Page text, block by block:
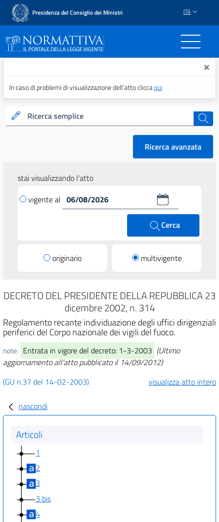
Presidenza del Consiglio dei Ministri ITA
Normattiva - Il portale ×
In caso di problemi di visualizzazione dell’atto cliccaqui
Ricerca semplice cerca
Ricerca avanzata
stai visualizzando l'atto
vigente al
Cerca
originario multivigente
DECRETO DEL PRESIDENTE DELLA REPUBBLICA 23
dicembre 2002, n. 314
Regolamento recante individuazione degli uffici dirigenziali
periferici del Corpo nazionale dei vigili del fuoco.
note: Entrata in vigore del decreto: 1-3-2003 (Ultimo
aggiornamento all'atto pubblicato il 14/09/2012)
(GU n.37 del 14-02-2003)
visualizza atto intero
nascondi
Articoli
1
2
3
3 bis
4